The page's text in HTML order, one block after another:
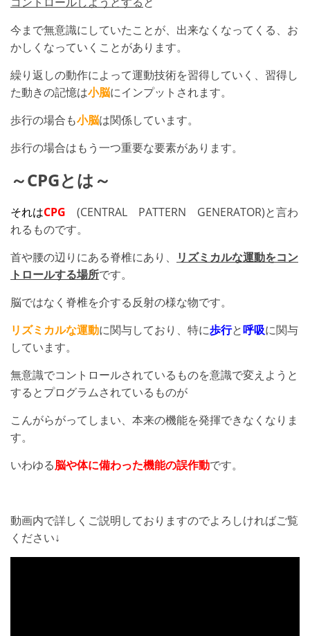
今まで無意識にしていたことが、出来なくなってくる、お
かしくなっていくことがあります。
繰り返しの動作によって運動技術を習得していく、習得し
た動きの記憶は小脳にインプットされます。
歩行の場合も小脳は関係しています。
歩行の場合はもう一つ重要な要素があります。
～CPGとは～
それはCPG (CENTRAL PATTERN GENERATOR)と言わ
れるものです。
首や腰の辺りにある脊椎にあり、
リズミカルな運動をコン
トロールする場所です。
脳ではなく脊椎を介する反射の様な物です。
リズミカルな運動に関与しており、特に歩行と呼吸に関与
しています。
無意識でコントロールされているものを意識で変えようと
するとプログラムされているものが
こんがらがってしまい、本来の機能を発揮できなくなりま
す。
いわゆる脳や体に備わった機能の誤作動です。
動画内で詳しくご説明しておりますのでよろしければご覧
ください↓